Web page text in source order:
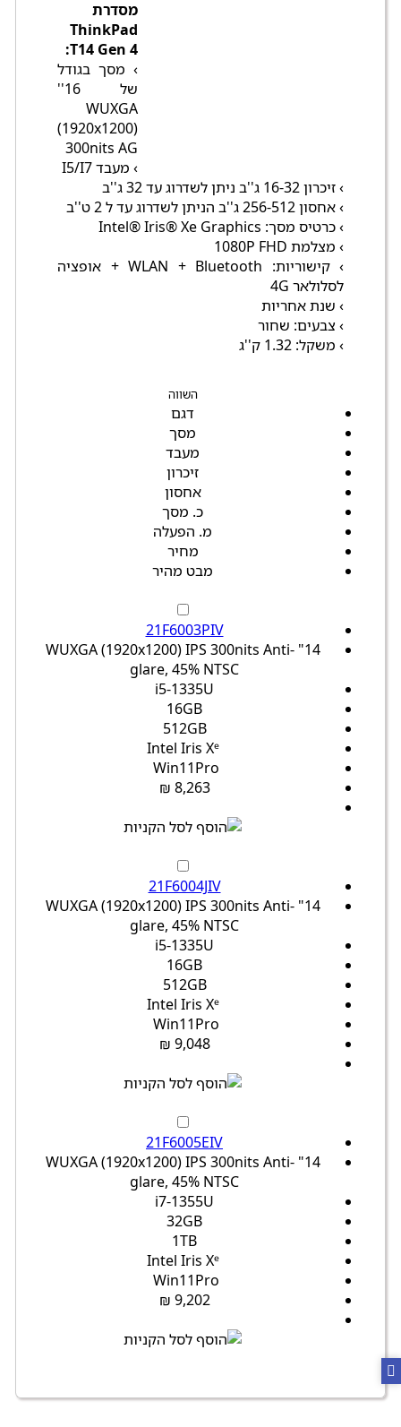
מסדרת
ThinkPad
T14 Gen 4:
› מסך בגודל
של 16''
WUXGA
(1920x1200)
300nits AG
› מעבד I5/I7
› זיכרון 16-32 ג''ב ניתן לשדרוג עד 32 ג''ב
› אחסון 256-512 ג''ב הניתן לשדרוג עד ל 2 ט''ב
› כרטיס מסך: Intel® Iris® Xe Graphics
› מצלמת 1080P FHD
› קישוריות: WLAN + Bluetooth + אופציה
לסלולאר 4G
› שנת אחריות
› צבעים: שחור
› משקל: 1.32 ק''ג
השווה
דגם
מסך
מעבד
זיכרון
אחסון
כ. מסך
מ. הפעלה
מחיר
מבט מהיר
21F6003PIV
14" WUXGA (1920x1200) IPS 300nits Anti-
glare, 45% NTSC
i5-1335U
16GB
512GB
Intel Iris Xᵉ
Win11Pro
8,263 ₪
21F6004JIV
14" WUXGA (1920x1200) IPS 300nits Anti-
glare, 45% NTSC
i5-1335U
16GB
512GB
Intel Iris Xᵉ
Win11Pro
9,048 ₪
21F6005EIV
14" WUXGA (1920x1200) IPS 300nits Anti-
glare, 45% NTSC
i7-1355U
32GB
1TB
Intel Iris Xᵉ
Win11Pro
9,202 ₪